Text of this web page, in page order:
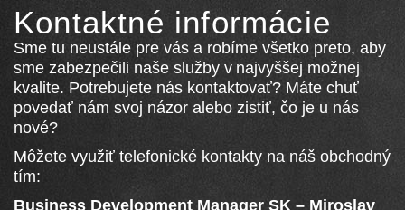
Kontaktné informácie
Sme tu neustále pre vás a robíme všetko preto, aby
sme zabezpečili naše služby v najvyššej možnej
kvalite. Potrebujete nás kontaktovať? Máte chuť
povedať nám svoj názor alebo zistiť, čo je u nás
nové?
Môžete využiť telefonické kontakty na náš obchodný
tím:
Business Development Manager SK – Miroslav